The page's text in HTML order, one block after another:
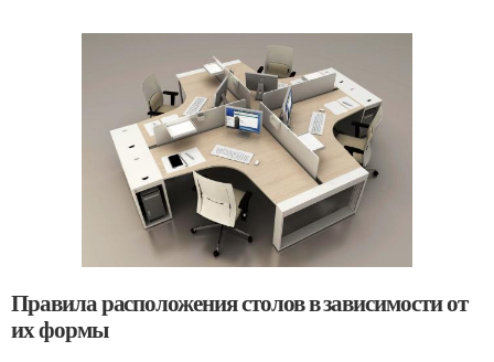
Правила расположения столов в зависимости от
их формы